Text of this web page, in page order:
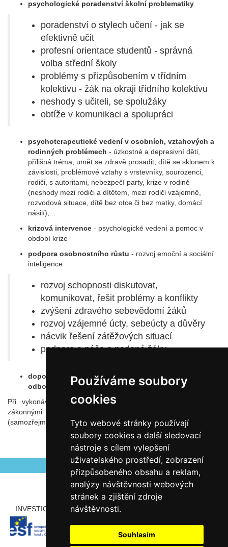
Používáme soubory
cookies
Tyto webové stránky používají
soubory cookies a další sledovací
nástroje s cílem vylepšení
uživatelského prostředí, zobrazení
přizpůsobeného obsahu a reklam,
analýzy návštěvnosti webových
stránek a zjištění zdroje
návštěvnosti.
Souhlasím
psychologické poradenství školní problematiky
poradenství o stylech učení - jak se
efektivně učit
profesní orientace studentů - správná
volba střední školy
problémy s přizpůsobením v třídním
kolektivu - žák na okraji třídního kolektivu
neshody s učiteli, se spolužáky
obtíže v komunikaci a spolupráci
psychoterapeutické vedení v osobních, vztahových a
rodinných problémech - úzkostné a depresivní děti,
přílišná tréma, umět se zdravě prosadit, dítě se sklonem k
závislosti, problémové vztahy s vrstevníky, sourozenci,
rodiči, s autoritami, nebezpečí party, krize v rodině
(neshody mezi rodiči a dítětem, mezi rodiči vzájemně,
rozvodová situace, dítě bez otce či bez matky, domácí
násilí),...
krizová intervence - psychologické vedení a pomoc v
období krize
podpora osobnostního růstu - rozvoj emoční a sociální
inteligence
rozvoj schopnosti diskutovat,
komunikovat, řešit problémy a konflikty
zvýšení zdravého sebevědomí žáků
rozvoj vzájemné úcty, sebeúcty a důvěry
nácvik řešení zátěžových situací
podpora a péče o nadané žáky
doporučení či zprostředkování kontaktu na jiné
odborné pracoviště
Při vykonávání své práce školního psychologa jsem vázán
zákonnými normami a profesním etickým kodexem
(samozřejmostí je naprostá diskrétnost).
Autor Antonín Šerý
INVESTICE ROZVOJE DO VZDĚLÁVÁNÍ